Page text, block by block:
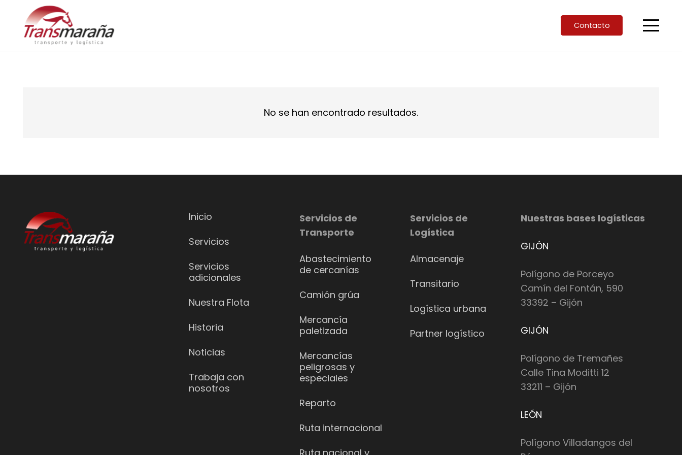
Contacto
No se han encontrado resultados.
Inicio
Servicios
Servicios
adicionales
Nuestra Flota
Historia
Noticias
Trabaja con
nosotros
Servicios de
Transporte
Abastecimiento
de cercanías
Camión grúa
Mercancía
paletizada
Mercancías
peligrosas y
especiales
Reparto
Ruta internacional
Servicios de
Logística
Almacenaje
Transitario
Logística urbana
Partner logístico
Nuestras bases logísticas
GIJÓN
Polígono de Porceyo
Camín del Fontán, 590
33392 – Gijón
GIJÓN
Polígono de Tremañes
Calle Tina Moditti 12
33211 – Gijón
LEÓN
Polígono Villadangos del